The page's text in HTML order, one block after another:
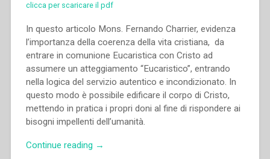
clicca per scaricare il pdf
In questo articolo Mons. Fernando Charrier, evidenza
l’importanza della coerenza della vita cristiana, da
entrare in comunione Eucaristica con Cristo ad
assumere un atteggiamento “Eucaristico”, entrando
nella logica del servizio autentico e incondizionato. In
questo modo è possibile edificare il corpo di Cristo,
mettendo in pratica i propri doni al fine di rispondere ai
bisogni impellenti dell’umanità.
Continue reading “Mons.
→